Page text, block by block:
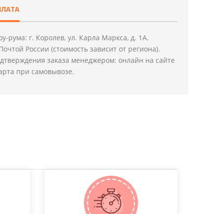
рума: г. Королев, ул. Карла Маркса, д. 1А.
России (стоимость зависит от региона).
заказа менеджером: онлайн на сайте
при самовывозе.